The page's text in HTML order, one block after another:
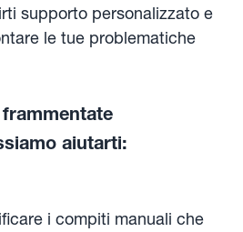
supporto personalizzato e
le tue problematiche
aiutarti:
i compiti manuali che